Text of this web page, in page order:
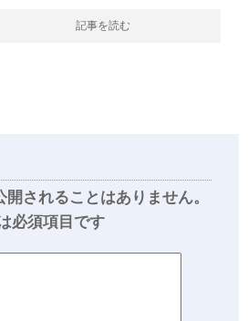
記事を読む
されることはありません。
必須項目です